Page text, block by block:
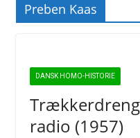
Preben Kaas
DANSK HOMO-HISTORIE
radio (1957)